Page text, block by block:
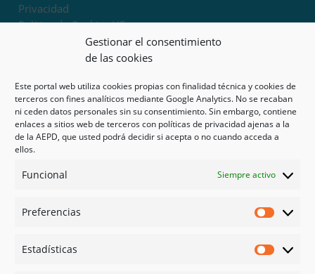
Gestionar el consentimiento
de las cookies
Este portal web utiliza cookies propias con finalidad técnica y cookies de
terceros con fines analíticos mediante Google Analytics. No se recaban
ni ceden datos personales sin su consentimiento. Sin embargo, contiene
enlaces a sitios web de terceros con políticas de privacidad ajenas a la
de la AEPD, que usted podrá decidir si acepta o no cuando acceda a
ellos.
Funcional Siempre activo
Preferencias
Estadísticas
Privacidad
Política de Cookies UE
Términos y condiciones
Exoneración de responsabilidad
Mapa del sitio
Mi cuenta
Tienda
Psicología en Murcia
Guías
Redes sociales
Instagram